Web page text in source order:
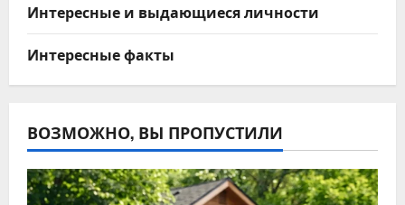
Интересные и выдающиеся личности
Интересные факты
ВОЗМОЖНО, ВЫ ПРОПУСТИЛИ